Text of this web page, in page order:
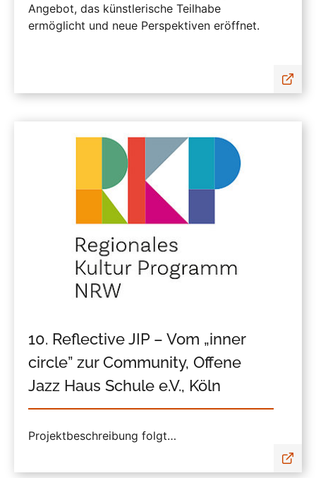
Angebot, das künstlerische Teilhabe
ermöglicht und neue Perspektiven eröffnet.
10. Reflective JIP – Vom „inner
circle” zur Community, Offene
Jazz Haus Schule e.V., Köln
Projektbeschreibung folgt…